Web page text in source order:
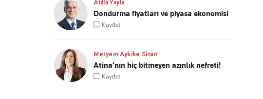
Atilla Yayla
Dondurma fiyatları ve piyasa ekonomisi
Kaydet
Meryem Aybike Sinan
Atina’nın hiç bitmeyen azınlık nefreti!
Kaydet